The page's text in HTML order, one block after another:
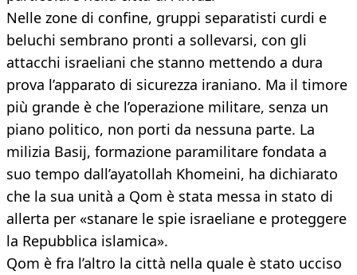
Nelle zone di confine, gruppi separatisti curdi e
beluchi sembrano pronti a sollevarsi, con gli
attacchi israeliani che stanno mettendo a dura
prova l’apparato di sicurezza iraniano. Ma il timore
più grande è che l’operazione militare, senza un
piano politico, non porti da nessuna parte. La
milizia Basij, formazione paramilitare fondata a
suo tempo dall’ayatollah Khomeini, ha dichiarato
che la sua unità a Qom è stata messa in stato di
allerta per «stanare le spie israeliane e proteggere
la Repubblica islamica».
Qom è fra l’altro la città nella quale è stato ucciso